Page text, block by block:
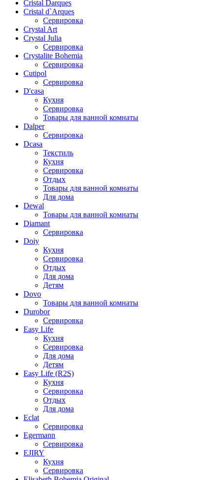
Cristal Darques
Cristal d`Arques
Сервировка
Crystal Art
Crystal Julia
Сервировка
Crystalite Bohemia
Сервировка
Cutipol
Сервировка
D'casa
Кухня
Сервировка
Товары для ванной комнаты
Dalper
Сервировка
Dcasa
Текстиль
Кухня
Сервировка
Отдых
Товары для ванной комнаты
Для дома
Dewal
Товары для ванной комнаты
Diamant
Сервировка
Doiy
Кухня
Сервировка
Отдых
Для дома
Детям
Dovo
Товары для ванной комнаты
Durobor
Сервировка
Easy Life
Кухня
Сервировка
Для дома
Детям
Easy Life (R2S)
Кухня
Сервировка
Отдых
Для дома
Eclat
Сервировка
Egermann
Сервировка
EJIRY
Кухня
Сервировка